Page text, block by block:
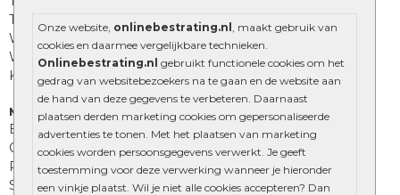
Onze website, onlinebestrating.nl
, maakt gebruik van
cookies en daarmee vergelijkbare technieken.
Onlinebestrating.nl gebruikt functionele cookies om het
gedrag van websitebezoekers na te gaan en de website aan
de hand van deze gegevens te verbeteren. Daarnaast
plaatsen derden marketing cookies om gepersonaliseerde
advertenties te tonen. Met het plaatsen van marketing
cookies worden persoonsgegevens verwerkt. Je geeft
toestemming voor deze verwerking wanneer je hieronder
een vinkje plaatst. Wil je niet alle cookies accepteren? Dan
Tuinstenen
Waalformaat
Wildverband bestrating
Kingstones
Muurelementen
Betonbielzen
Opsluitbanden
Palissades
Stapelblokken